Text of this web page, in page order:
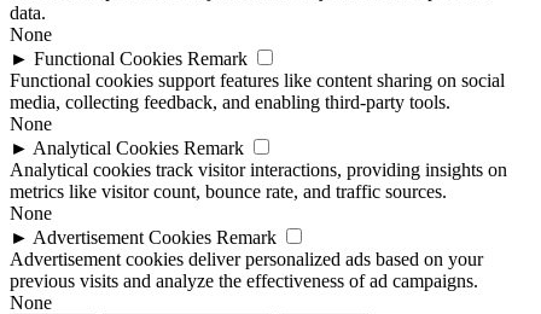
data.
None
► Functional Cookies Remark
Functional cookies support features like content sharing on social
media, collecting feedback, and enabling third-party tools.
None
► Analytical Cookies Remark
Analytical cookies track visitor interactions, providing insights on
metrics like visitor count, bounce rate, and traffic sources.
None
► Advertisement Cookies Remark
Advertisement cookies deliver personalized ads based on your
previous visits and analyze the effectiveness of ad campaigns.
None